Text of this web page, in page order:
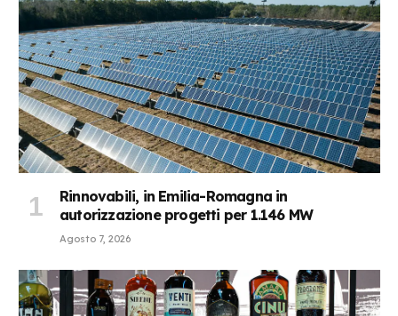
Rinnovabili, in Emilia-Romagna in
autorizzazione progetti per 1.146 MW
Agosto 7, 2026